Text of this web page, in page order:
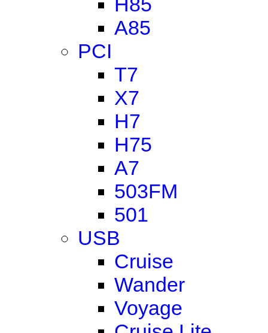
A85
PCI
T7
X7
H7
H75
A7
503FM
501
USB
Cruise
Wander
Voyage